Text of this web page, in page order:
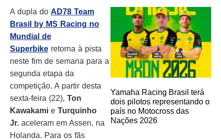
A dupla do AD78 Team
Brasil by MS Racing no
Mundial de
Superbike retorna à pista
neste fim de semana para a
segunda etapa da
competição. A partir desta
sexta-feira (22), Ton
Kawakami e Turquinho
Jr. aceleram em Assen, na
Holanda. Para os fãs
Yamaha Racing Brasil terá
dois pilotos representando o
país no Motocross das
Nações 2026